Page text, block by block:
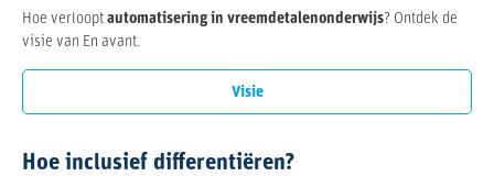
Hoe verloopt automatisering in vreemdetalenonderwijs? Ontdek de
visie van En avant.
Visie
Hoe inclusief differentiëren?